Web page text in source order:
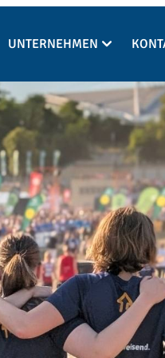
UNTERNEHMEN